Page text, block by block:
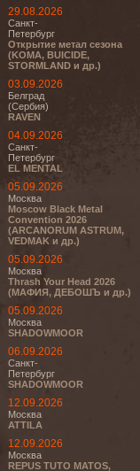
29.08.2026
Санкт-
Петербург
Открытие метал сезона
(KOMA, BUICIDE,
STORMLAND и др.)
03.09.2026
Белград
(Сербия)
RAVEN
04.09.2026
Санкт-
Петербург
EL MENTAL
05.09.2026
Москва
Moscow Black Metal
Convention 2026
(ARCANORUM ASTRUM,
VEDMAK и др.)
05.09.2026
Москва
Thrash Your Head 2026
(МАФИЯ, ДЕБОШЪ и др.)
05.09.2026
Москва
SHADOWMOOR
06.09.2026
Санкт-
Петербург
SHADOWMOOR
12.09.2026
Москва
ATTILA
12.09.2026
Москва
REPUS TUTO MATOS,